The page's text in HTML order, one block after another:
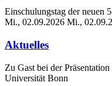
Einschulungstag der neuen
Mi., 02.09.2026 Mi.,
Aktuelles
Zu Gast bei der
Universität Bonn